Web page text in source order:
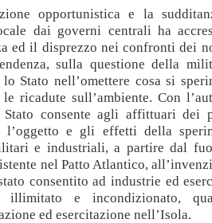
opportunistica e la
dai governi centrali ha
ed il disprezzo nei confronti dei
sulla questione della
lo Stato nell’omettere cosa si
ricadute sull’ambiente. Con
consente agli affittuari dei
l’oggetto e gli effetti della
e industriali, a partire dal
nel Patto Atlantico,
consentito ad industrie ed
illimitato e incondizionato,
ed esercitazione nell’Isola.